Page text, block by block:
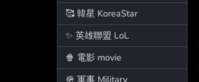
🥰 韓星 KoreaStar
✨ 英雄聯盟 LoL
🍿 電影 movie
🪖 軍事 Military